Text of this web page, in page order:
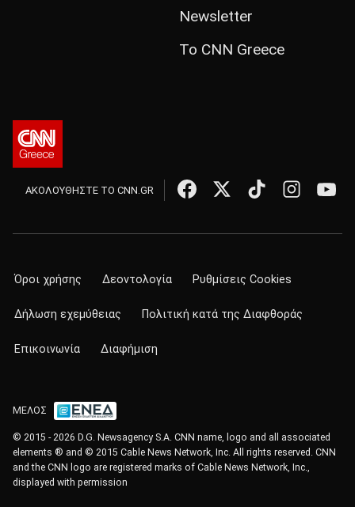
Newsletter
Το CNN Greece
ΑΚΟΛΟΥΘΗΣΤΕ ΤΟ CNN.GR
Όροι χρήσης Δεοντολογία Ρυθμίσεις Cookies
Δήλωση εχεμύθειας Πολιτική κατά της Διαφθοράς
Επικοινωνία Διαφήμιση
ΜΕΛΟΣ
© 2015 - 2026 D.G. Newsagency S.A. CNN name, logo and all associated
elements ® and © 2015 Cable News Network, Inc. All rights reserved. CNN
and the CNN logo are registered marks of Cable News Network, Inc.,
displayed with permission